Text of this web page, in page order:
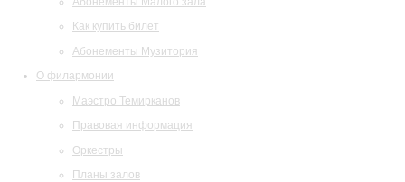
Как купить билет
Абонементы Музитория
О филармонии
Маэстро Темирканов
Правовая информация
Оркестры
Планы залов